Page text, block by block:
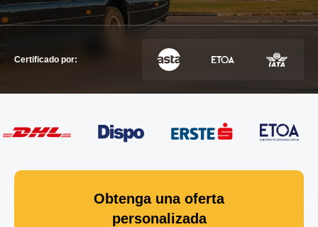
Certificado por:
Obtenga una oferta
personalizada